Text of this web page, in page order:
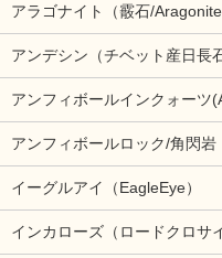
アラゴナイト（霰石/Aragonite
アンデシン（チベット産日長
アンフィボールインクォーツ
アンフィボールロック/角閃岩
イーグルアイ（EagleEye）
インカローズ（ロードクロサ